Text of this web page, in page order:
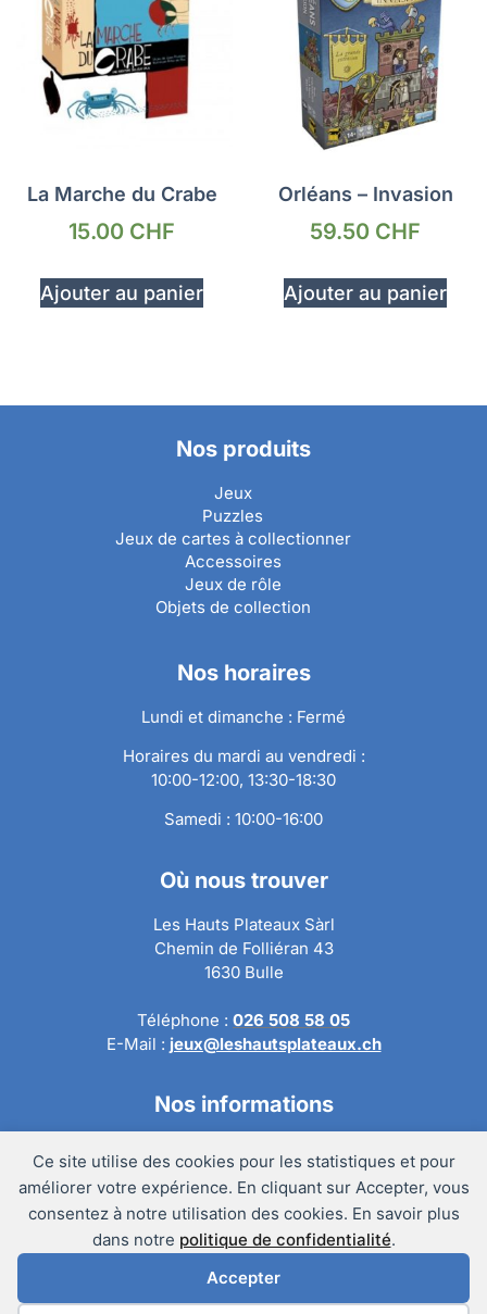
Ce site utilise des cookies pour les statistiques et pour
améliorer votre expérience. En cliquant sur Accepter, vous
consentez à notre utilisation des cookies. En savoir plus
dans notre politique de confidentialité.
Accepter
La Marche du Crabe
15.00 CHF
Ajouter au panier
Orléans – Invasion
59.50 CHF
Ajouter au panier
Nos produits
Jeux
Puzzles
Jeux de cartes à collectionner
Accessoires
Jeux de rôle
Objets de collection
Nos horaires
Lundi et dimanche : Fermé
Horaires du mardi au vendredi :
10:00-12:00, 13:30-18:30
Samedi : 10:00-16:00
Où nous trouver
Les Hauts Plateaux Sàrl
Chemin de Folliéran 43
1630 Bulle
Téléphone : 026 508 58 05
E-Mail : jeux@leshautsplateaux.ch
Nos informations
Politique de confidentialité
Politique de retour
Mentions légales
@Copyright 2024 – Les Hauts Plateaux Sàrl